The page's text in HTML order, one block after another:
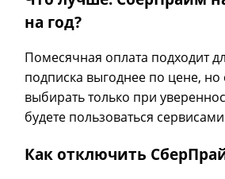
на год?
Помесячная оплата подходит
подписка выгоднее по цене, но
выбирать только при
будете пользоваться
Как отключить